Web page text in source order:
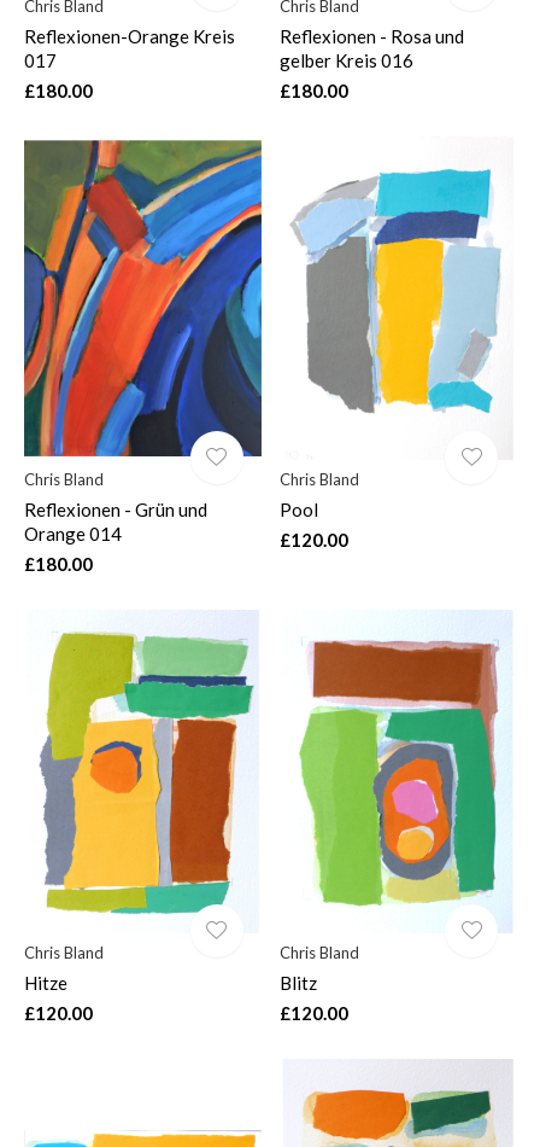
Chris Bland
Reflexionen-Orange Kreis
017
£180.00
Chris Bland
Reflexionen - Rosa und
gelber Kreis 016
£180.00
Chris Bland
Reflexionen - Grün und
Orange 014
£180.00
Chris Bland
Pool
£120.00
Chris Bland
Hitze
£120.00
Chris Bland
Blitz
£120.00